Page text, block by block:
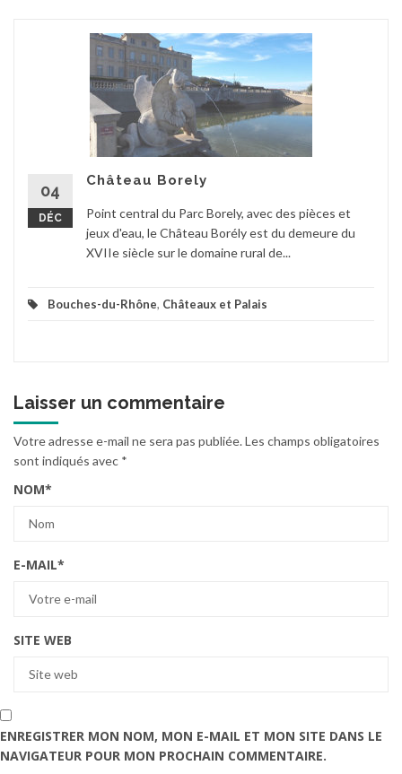
04
DÉC
Château Borely
Point central du Parc Borely, avec des pièces et
jeux d'eau, le Château Borély est du demeure du
XVIIe siècle sur le domaine rural de...
Bouches-du-Rhône, Châteaux et Palais
Laisser un commentaire
Votre adresse e-mail ne sera pas publiée.Les champs obligatoires
sont indiqués avec *
NOM*
E-MAIL*
SITE WEB
ENREGISTRER MON NOM, MON E-MAIL ET MON SITE DANS LE
NAVIGATEUR POUR MON PROCHAIN COMMENTAIRE.